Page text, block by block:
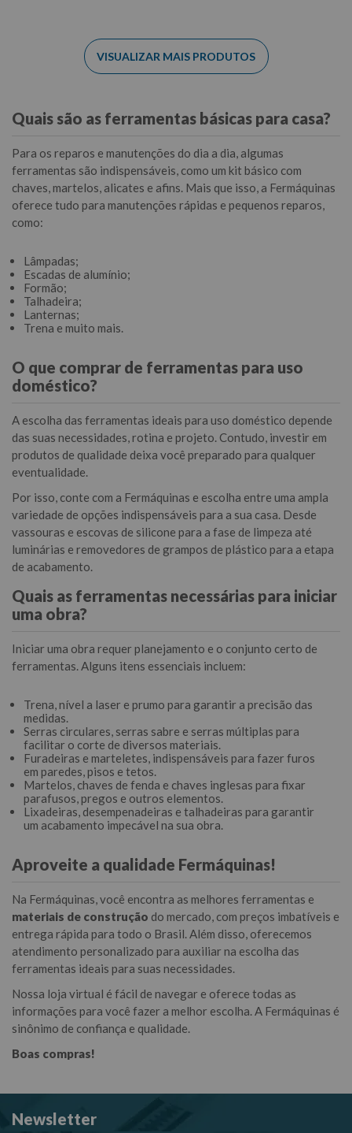
Quais são as ferramentas básicas para casa?
Para os reparos e manutenções do dia a dia, algumas
ferramentas são indispensáveis, como um kit básico com
chaves, martelos, alicates e afins. Mais que isso, a Fermáquinas
oferece tudo para manutenções rápidas e pequenos reparos,
como:
Lâmpadas;
Escadas de alumínio;
Formão;
Talhadeira;
Lanternas;
Trena e muito mais.
O que comprar de ferramentas para uso
doméstico?
A escolha das ferramentas ideais para uso doméstico depende
das suas necessidades, rotina e projeto. Contudo, investir em
produtos de qualidade deixa você preparado para qualquer
eventualidade.
Por isso, conte com a Fermáquinas e escolha entre uma ampla
variedade de opções indispensáveis para a sua casa. Desde
vassouras e escovas de silicone para a fase de limpeza até
luminárias e removedores de grampos de plástico para a etapa
de acabamento.
Quais as ferramentas necessárias para iniciar
uma obra?
Iniciar uma obra requer planejamento e o conjunto certo de
ferramentas. Alguns itens essenciais incluem:
Trena, nível a laser e prumo para garantir a precisão das
medidas.
Serras circulares, serras sabre e serras múltiplas para
facilitar o corte de diversos materiais.
Furadeiras e marteletes, indispensáveis para fazer furos
em paredes, pisos e tetos.
Martelos, chaves de fenda e chaves inglesas para fixar
parafusos, pregos e outros elementos.
Lixadeiras, desempenadeiras e talhadeiras para garantir
um acabamento impecável na sua obra.
Aproveite a qualidade Fermáquinas!
Na Fermáquinas, você encontra as melhores ferramentas e
materiais de construção do mercado, com preços imbatíveis e
entrega rápida para todo o Brasil. Além disso, oferecemos
atendimento personalizado para auxiliar na escolha das
ferramentas ideais para suas necessidades.
Nossa loja virtual é fácil de navegar e oferece todas as
informações para você fazer a melhor escolha. A Fermáquinas é
sinônimo de confiança e qualidade.
Boas compras!
Newsletter